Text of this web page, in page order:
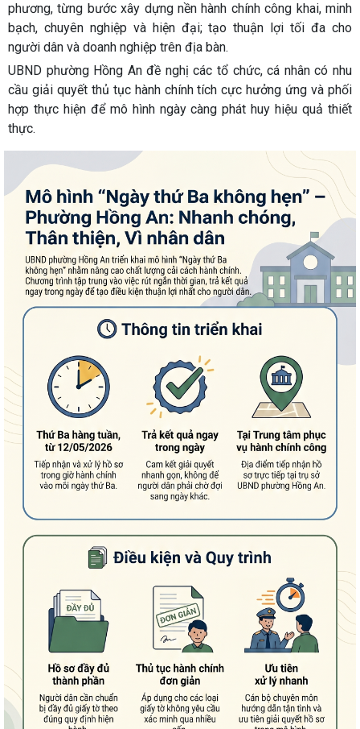
phương, từng bước xây dựng nền hành chính công khai, minh
bạch, chuyên nghiệp và hiện đại; tạo thuận lợi tối đa cho
người dân và doanh nghiệp trên địa bàn.
UBND phường Hồng An đề nghị các tổ chức, cá nhân có nhu
cầu giải quyết thủ tục hành chính tích cực hưởng ứng và phối
hợp thực hiện để mô hình ngày càng phát huy hiệu quả thiết
thực.